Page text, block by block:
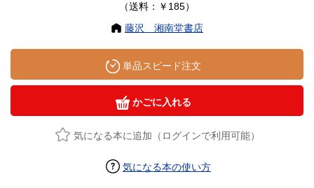
（送料：￥185）
藤沢 湘南堂書店
単品スピード注文
かごに入れる
気になる本に追加（ログインで利用可能）
気になる本の使い方